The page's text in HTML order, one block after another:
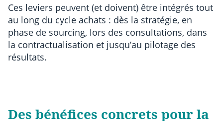
Ces leviers peuvent (et doivent) être intégrés tout
au long du cycle achats : dès la stratégie, en
phase de sourcing, lors des consultations, dans
la contractualisation et jusqu’au pilotage des
résultats.
Des bénéfices concrets pour la